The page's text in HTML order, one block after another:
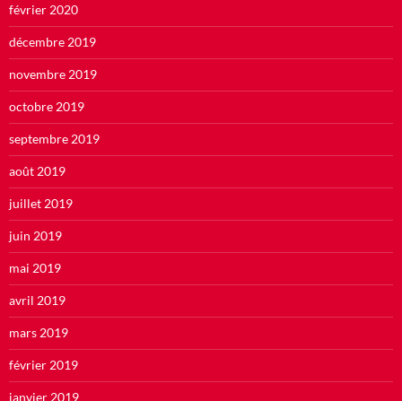
février 2020
décembre 2019
novembre 2019
octobre 2019
septembre 2019
août 2019
juillet 2019
juin 2019
mai 2019
avril 2019
mars 2019
février 2019
janvier 2019